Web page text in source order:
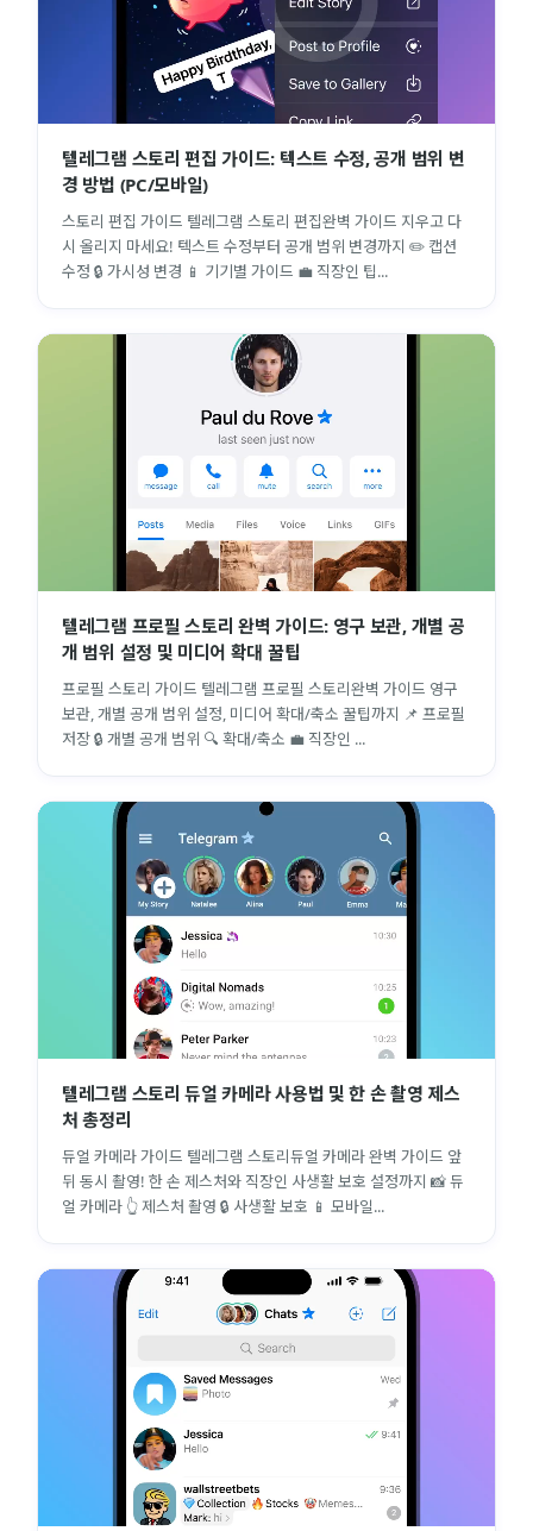
텔레그램 스토리 편집 가이드: 텍스트 수정, 공개 범위 변
경 방법 (PC/모바일)
스토리 편집 가이드 텔레그램 스토리 편집완벽 가이드 지우고 다
시 올리지 마세요! 텍스트 수정부터 공개 범위 변경까지 ✏️ 캡션
수정 🔒 가시성 변경 📱 기기별 가이드 💼 직장인 팁...
텔레그램 프로필 스토리 완벽 가이드: 영구 보관, 개별 공
개 범위 설정 및 미디어 확대 꿀팁
프로필 스토리 가이드 텔레그램 프로필 스토리완벽 가이드 영구
보관, 개별 공개 범위 설정, 미디어 확대/축소 꿀팁까지 📌 프로필
저장 🔒 개별 공개 범위 🔍 확대/축소 💼 직장인 ...
텔레그램 스토리 듀얼 카메라 사용법 및 한 손 촬영 제스
처 총정리
듀얼 카메라 가이드 텔레그램 스토리듀얼 카메라 완벽 가이드 앞
뒤 동시 촬영! 한 손 제스처와 직장인 사생활 보호 설정까지 📸 듀
얼 카메라 👆 제스처 촬영 🔒 사생활 보호 📱 모바일...